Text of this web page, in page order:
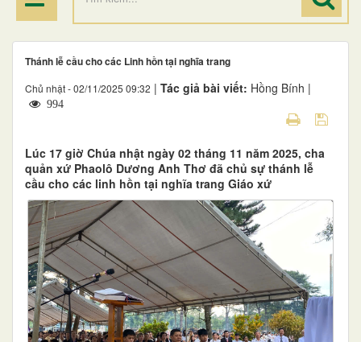
Thánh lễ cầu cho các Linh hồn tại nghĩa trang
Chủ nhật - 02/11/2025 09:32 | Tác giả bài viết: Hồng Bính |
994
Lúc 17 giờ Chúa nhật ngày 02 tháng 11 năm 2025, cha
quản xứ Phaolô Dương Anh Thơ đã chủ sự thánh lễ
cầu cho các linh hồn tại nghĩa trang Giáo xứ